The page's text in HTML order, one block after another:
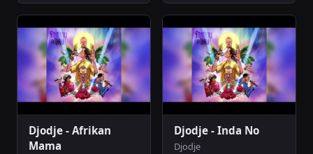
Djodje - Afrikan
Mama
Djodje - Inda No
Djodje